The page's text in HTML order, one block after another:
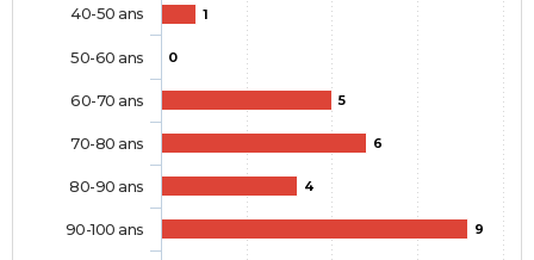
1
0
5
6
4
9
40-50 ans
50-60 ans
60-70 ans
70-80 ans
80-90 ans
90-100 ans